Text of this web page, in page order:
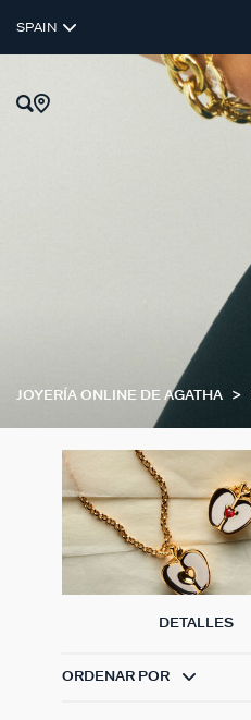
SPAIN
DETALLES
JOYERÍA ONLINE DE AGATHA
ORDENAR POR